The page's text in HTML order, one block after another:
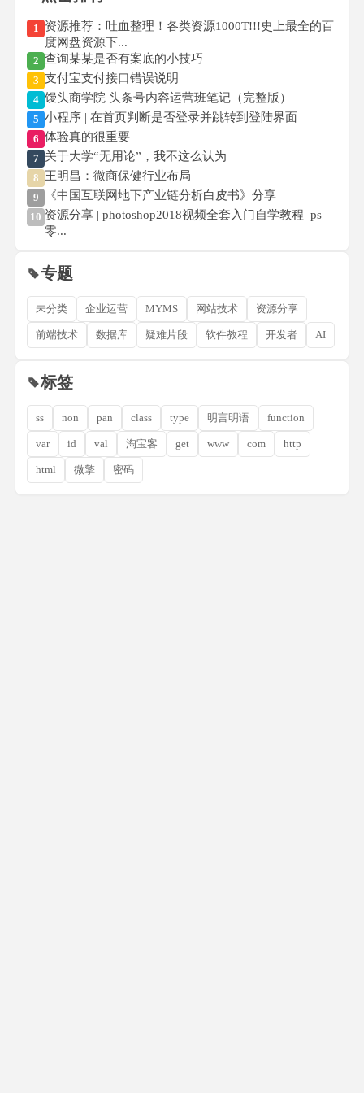
1 资源推荐：吐血整理！各类资源1000T!!!史上最全的百
度网盘资源下...
2 查询某某是否有案底的小技巧
3 支付宝支付接口错误说明
4 馒头商学院 头条号内容运营班笔记（完整版）
5 小程序 | 在首页判断是否登录并跳转到登陆界面
6 体验真的很重要
7 关于大学“无用论”，我不这么认为
8 王明昌：微商保健行业布局
9 《中国互联网地下产业链分析白皮书》分享
10 资源分享 | photoshop2018视频全套入门自学教程_ps
零...
专题
未分类 企业运营 MYMS 网站技术 资源分享
前端技术 数据库 疑难片段 软件教程 开发者 AI
标签
ss non pan class type 明言明语 function
var id val 淘宝客 get www com http
html 微擎 密码